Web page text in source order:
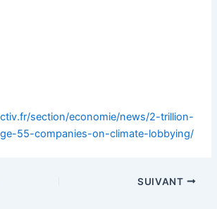
section/economie/news/2-trillion-
55-companies-on-climate-lobbying/
SUIVANT